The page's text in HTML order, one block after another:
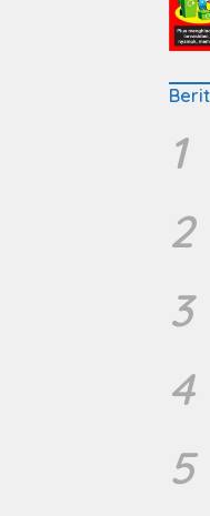
1
2
3
4
5